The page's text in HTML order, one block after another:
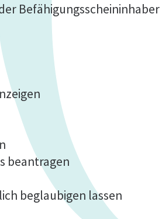
Befähigungsscheininhaber
beantragen
beglaubigen lassen